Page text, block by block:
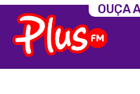
OUÇA